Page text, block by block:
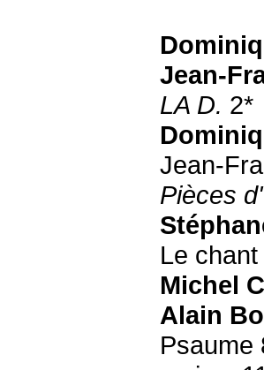
Jean-
LA D. 2*
Jean-
Pièces
Le
Michel
Alain